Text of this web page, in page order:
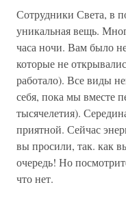
Сотрудники Света, в
уникальная вещь.
часа ночи. Вам было
которые не
работало). Все виды
себя, пока мы вместе
тысячелетия).
приятной. Сейчас
вы просили, так. как
очередь! Но
что нет.